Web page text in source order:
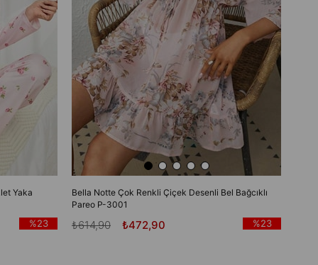
Yaka
%23
Bella Notte Çok Renkli Çiçek Desenli Bel Bağcıklı
Pareo P-3001
₺472,90
₺614,90 %23